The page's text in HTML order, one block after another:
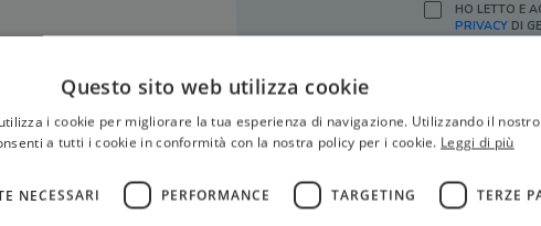
HO LETTO E
PRIVACYDI
IN
ACCOUNT E/
SÌ,
OFFERTE
PROMOZIONI
[FINALITÀ
Questo sito web utilizza cookie
i cookie per migliorare la tua esperienza di navigazione. Utilizzando il nostro
a tutti i cookie in conformità con la nostra policy per i cookie. Leggi di più
NECESSARI PERFORMANCE TARGETING TERZE